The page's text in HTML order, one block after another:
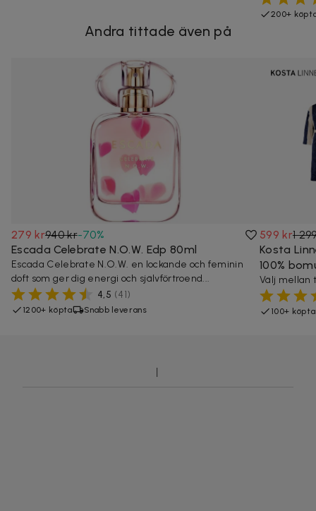
200+
Andra tittade även på
279 kr940 kr-70%
Escada Celebrate N.O.W. Edp 80ml
Escada Celebrate N.O.W. en lockande och feminin
doft som ger dig energi och självförtroend...
4,5 (41)
1200+ köpta Snabb leverans
599 kr1
Kosta
100%
Välj mellan
100+ köpta